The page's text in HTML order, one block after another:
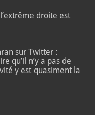
droite est
sur Twitter :
qu’il n’y a pas de
y est quasiment la